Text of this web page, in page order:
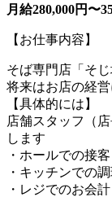
月給280,000円〜
【お仕事内容】
そば専門店「そ
将来はお店の経
【具体的には】
店舗スタッフ（
します
・ホールでの接客
・キッチンでの
・レジでのお会計